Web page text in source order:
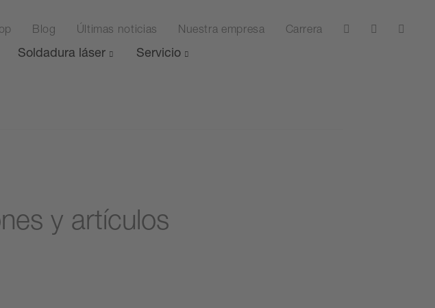
Blog Últimas noticias Nuestra empresa Carrera
Soldadura láser Servicio
y artículos